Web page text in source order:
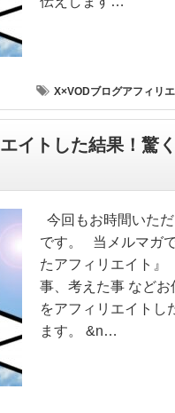
X×VODブログアフィリ
イトした結果！驚
今回もお時間いた
です。 当メルマガ
たアフィリエイト
事、考えた事 など
をアフィリエイトし
ます。 &n…